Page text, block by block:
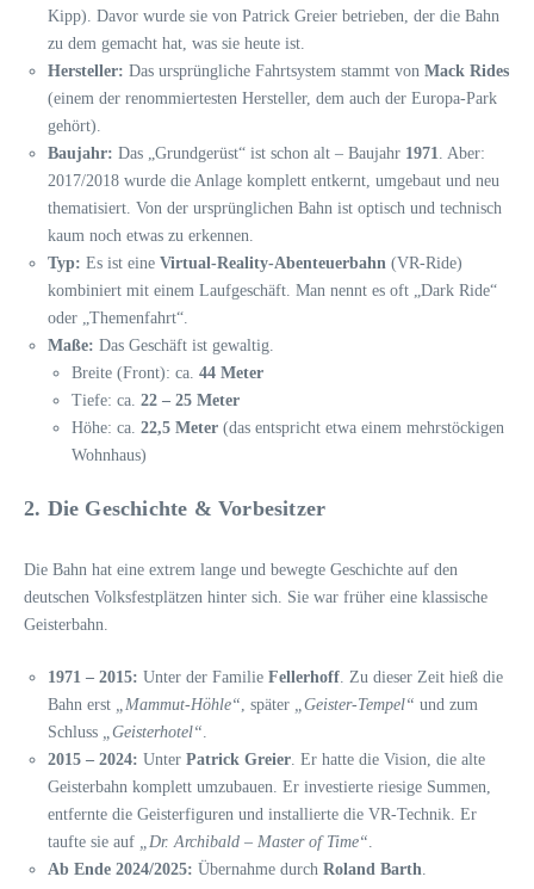
Kipp). Davor wurde sie von Patrick Greier betrieben, der die Bahn
zu dem gemacht hat, was sie heute ist.
Hersteller: Das ursprüngliche Fahrtsystem stammt von Mack Rides
(einem der renommiertesten Hersteller, dem auch der Europa-Park
gehört).
Baujahr: Das „Grundgerüst“ ist schon alt – Baujahr 1971. Aber:
2017/2018 wurde die Anlage komplett entkernt, umgebaut und neu
thematisiert. Von der ursprünglichen Bahn ist optisch und technisch
kaum noch etwas zu erkennen.
Typ: Es ist eine Virtual-Reality-Abenteuerbahn (VR-Ride)
kombiniert mit einem Laufgeschäft. Man nennt es oft „Dark Ride“
oder „Themenfahrt“.
Maße: Das Geschäft ist gewaltig.
Breite (Front): ca. 44 Meter
Tiefe: ca. 22 – 25 Meter
Höhe: ca. 22,5 Meter (das entspricht etwa einem mehrstöckigen
Wohnhaus)
2. Die Geschichte & Vorbesitzer
Die Bahn hat eine extrem lange und bewegte Geschichte auf den
deutschen Volksfestplätzen hinter sich. Sie war früher eine klassische
Geisterbahn.
1971 – 2015: Unter der Familie Fellerhoff. Zu dieser Zeit hieß die
Bahn erst „Mammut-Höhle“, später „Geister-Tempel“ und zum
Schluss „Geisterhotel“.
2015 – 2024: Unter Patrick Greier. Er hatte die Vision, die alte
Geisterbahn komplett umzubauen. Er investierte riesige Summen,
entfernte die Geisterfiguren und installierte die VR-Technik. Er
taufte sie auf „Dr. Archibald – Master of Time“.
Ab Ende 2024/2025: Übernahme durch Roland Barth.